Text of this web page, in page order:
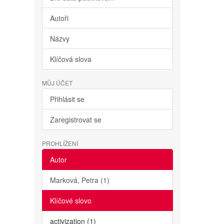
Autoři
Názvy
Klíčová slova
MŮJ ÚČET
Přihlásit se
Zaregistrovat se
PROHLÍŽENÍ
Autor
Marková, Petra (1)
Klíčové slovo
activization (1)